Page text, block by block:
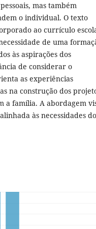
mas também
o individual. O texto
ao currículo
de uma
às aspirações dos
de considerar o
as experiências
na construção dos
a família. A abordagem
às necessidades